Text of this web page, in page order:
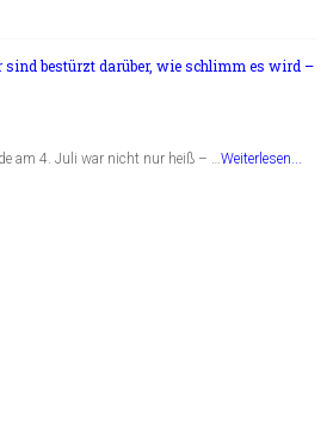
bestürzt darüber, wie schlimm es wird –
am 4. Juli war nicht nur heiß – …Weiterlesen...